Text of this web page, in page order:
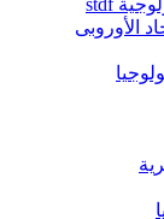
الأوروبى